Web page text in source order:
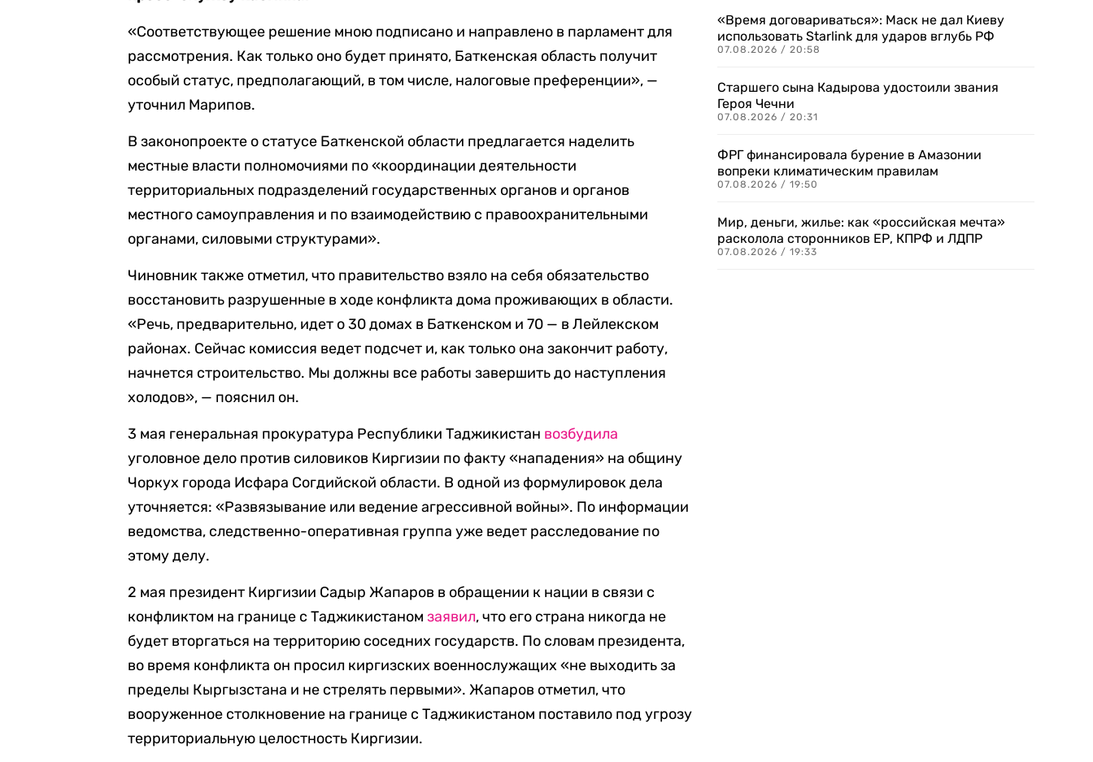
«Соответствующее решение мною подписано и направлено в парламент для
рассмотрения. Как только оно будет принято, Баткенская область получит
особый статус, предполагающий, в том числе, налоговые преференции», —
уточнил Марипов.
В законопроекте о статусе Баткенской области предлагается наделить
местные власти полномочиями по «координации деятельности
территориальных подразделений государственных органов и органов
местного самоуправления и по взаимодействию с правоохранительными
органами, силовыми структурами».
Чиновник также отметил, что правительство взяло на себя обязательство
восстановить разрушенные в ходе конфликта дома проживающих в области.
«Речь, предварительно, идет о 30 домах в Баткенском и 70 — в Лейлекском
районах. Сейчас комиссия ведет подсчет и, как только она закончит работу,
начнется строительство. Мы должны все работы завершить до наступления
холодов», — пояснил он.
3 мая генеральная прокуратура Республики Таджикистан возбудила
уголовное дело против силовиков Киргизии по факту «нападения» на общину
Чоркух города Исфара Согдийской области. В одной из формулировок дела
уточняется: «Развязывание или ведение агрессивной войны». По информации
ведомства, следственно-оперативная группа уже ведет расследование по
этому делу.
2 мая президент Киргизии Садыр Жапаров в обращении к нации в связи с
конфликтом на границе с Таджикистаномзаявил, что его страна никогда не
будет вторгаться на территорию соседних государств. По словам президента,
во время конфликта он просил киргизских военнослужащих «не выходить за
пределы Кыргызстана и не стрелять первыми». Жапаров отметил, что
вооруженное столкновение на границе с Таджикистаном поставило под угрозу
территориальную целостность Киргизии.
«Время договариваться»: Маск не дал Киеву
использовать Starlink для ударов вглубь РФ
07.08.2026 / 20:58
Старшего сына Кадырова удостоили звания
Героя Чечни
07.08.2026 / 20:31
ФРГ финансировала бурение в Амазонии
вопреки климатическим правилам
07.08.2026 / 19:50
Мир, деньги, жилье: как «российская мечта»
расколола сторонников ЕР, КПРФ и ЛДПР
07.08.2026 / 19:33